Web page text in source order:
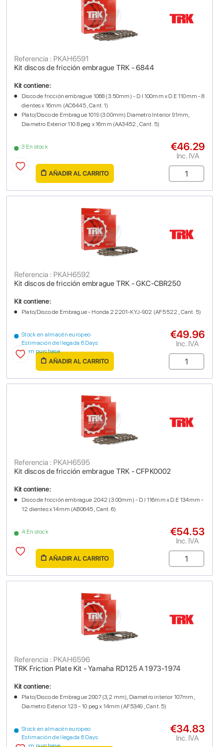
Kit discos de fricción embrague TRK - 6844
Referencia : PKAH6591
3 En stock
Kit contiene:
Disco de fricción embrague 1068 (3.50mm) - D.I 100mm x D.E 110mm - 8
dientes x 16mm (AC6445 , Cant. 1)
Plato/Disco de Embrague 1019 (3.00mm) Diametro Interior 91mm,
Diametro Exterior 110 8 peg x 16mm (AA3452 , Cant. 5)
€46.29
Inc. IVA
AÑADIR AL CARRITO
Kit discos de fricción embrague TRK - GKC-CBR250
Referencia : PKAH6592
Stock en almacén europeo
Estimación de llegada 6 Days
from purchase
Kit contiene:
Plato/Disco de Embrague - Honda 22201-KYJ-902 (AF5522 , Cant. 5)
€49.96
Inc. IVA
AÑADIR AL CARRITO
Kit discos de fricción embrague TRK - CFPK0002
Referencia : PKAH6595
4 En stock
Kit contiene:
Disco de fricción embrague 2042 (3.00mm) - D.I 116mm x D.E 134mm -
12 dientes x 14mm (AB0645 , Cant. 6)
€54.53
Inc. IVA
AÑADIR AL CARRITO
TRK Friction Plate Kit - Yamaha RD125 A 1973-1974
Referencia : PKAH6596
Stock en almacén europeo
Estimación de llegada 6 Days
from purchase
Kit contiene:
Plato/Disco de Embrague 2007 (3,2 mm), Diametro interior 107mm,
Diametro Exterior 123 - 10 peg x 14mm (AF5349 , Cant. 5)
€34.83
Inc. IVA